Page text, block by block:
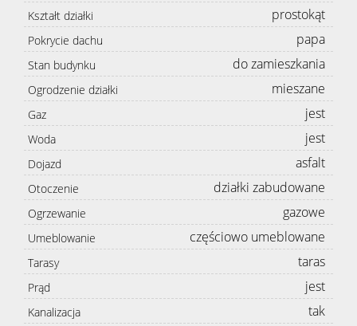
Kształt działki prostokąt
Pokrycie dachu papa
Stan budynku do zamieszkania
Ogrodzenie działki mieszane
Gaz jest
Woda jest
Dojazd asfalt
Otoczenie działki zabudowane
Ogrzewanie gazowe
Umeblowanie częściowo umeblowane
Tarasy taras
Prąd jest
Kanalizacja tak